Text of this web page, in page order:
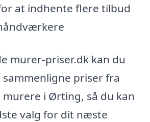
at indhente flere tilbud
murer-priser.dk kan du
priser fra
i Ørting, så du kan
valg for dit næste